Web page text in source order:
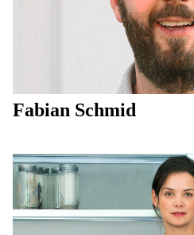
Fabian Schmid